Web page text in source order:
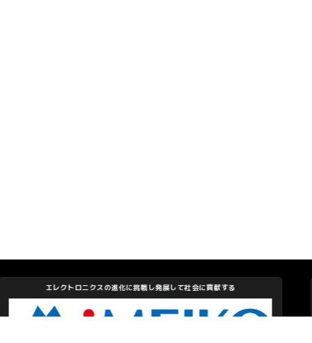
感動と好奇心を大切に